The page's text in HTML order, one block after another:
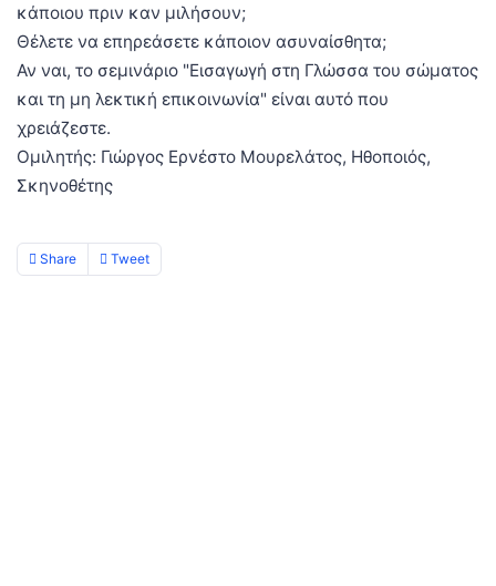
κάποιου πριν καν μιλήσουν;
Θέλετε να επηρεάσετε κάποιον ασυναίσθητα;
Αν ναι, το σεμινάριο "Εισαγωγή στη Γλώσσα του σώματος
και τη μη λεκτική επικοινωνία" είναι αυτό που
χρειάζεστε.
Ομιλητής: Γιώργος Ερνέστο Μουρελάτος, Ηθοποιός,
Σκηνοθέτης
Share Tweet